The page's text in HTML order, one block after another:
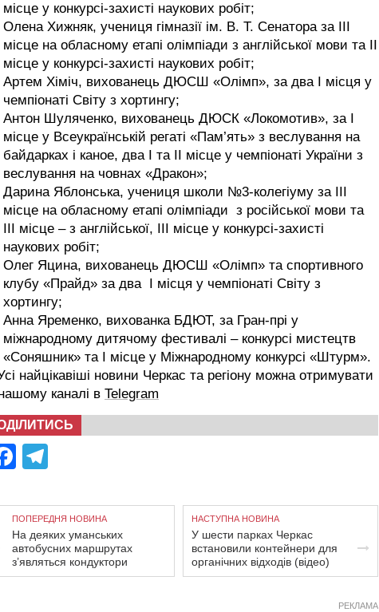
місце у конкурсі-захисті наукових робіт;
Олена Хижняк, учениця гімназії ім. В. Т. Сенатора за ІІІ
місце на обласному етапі олімпіади з англійської мови та ІІ
місце у конкурсі-захисті наукових робіт;
Артем Хіміч, вихованець ДЮСШ «Олімп», за два І місця у
чемпіонаті Світу з хортингу;
Антон Шуляченко, вихованець ДЮСК «Локомотив», за І
місце у Всеукраїнській регаті «Пам’ять» з веслування на
байдарках і каное, два І та ІІ місце у чемпіонаті України з
веслування на човнах «Дракон»;
Дарина Яблонська, учениця школи №3-колегіуму за ІІІ
місце на обласному етапі олімпіади з російської мови та
ІІІ місце – з англійської, ІІІ місце у конкурсі-захисті
наукових робіт;
Олег Яцина, вихованець ДЮСШ «Олімп» та спортивного
клубу «Прайд» за два І місця у чемпіонаті Світу з
хортингу;
Анна Яременко, вихованка БДЮТ, за Гран-прі у
міжнародному дитячому фестивалі – конкурсі мистецтв
«Соняшник» та І місце у Міжнародному конкурсі «Штурм».
найцікавіші новини Черкас та регіону можна отримувати
каналі в Telegram
Facebook
ПОПЕРЕДНЯ НОВИНА
На деяких уманських
автобусних маршрутах
з’являться кондуктори
НАСТУПНА НОВИНА
У шести парках Черкас
встановили контейнери для
органічних відходів (відео)
РЕКЛАМА